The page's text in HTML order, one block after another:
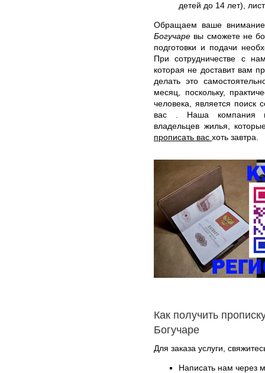
детей до 14 лет),
Обращаем ваше
Богучаре вы сможете не
подготовки и подачи
При сотрудничестве с
которая не доставит вам
делать это
месяц, поскольку,
человека, является поиск
вас . Наша компания
владельцев жилья,
прописать вас хоть завтра.
Как получить
Богучаре
Для заказа услуги,
Написать нам через